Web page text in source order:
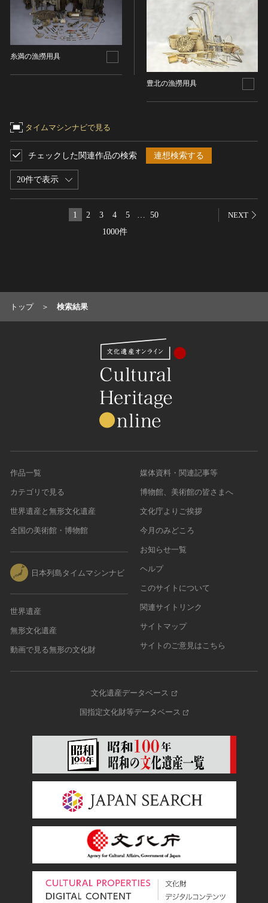
糸満の漁撈用具
豊北の漁撈用具
タイムマシンナビで見る
20件で表示
チェックした関連作品の検索 連想検索する
1000件
1 2 3 4 5 50 NEXT
史跡
古墳
社寺跡又は旧境内
城跡
庭園
海浜
山岳
天然記念物
伝統的建造物群
工芸技術
民俗芸能
トップ 検索結果
作品一覧
カテゴリで見る
世界遺産と無形文化遺産
全国の美術館・博物館
日本列島タイムマシンナビ
世界遺産
無形文化遺産
動画で見る無形の文化財
媒体資料・関連記事等
博物館、美術館の皆さまへ
文化庁よりご挨拶
今月のみどころ
お知らせ一覧
ヘルプ
このサイトについて
関連サイトリンク
サイトマップ
サイトのご意見はこちら
文化遺産データベース
国指定文化財等データベース